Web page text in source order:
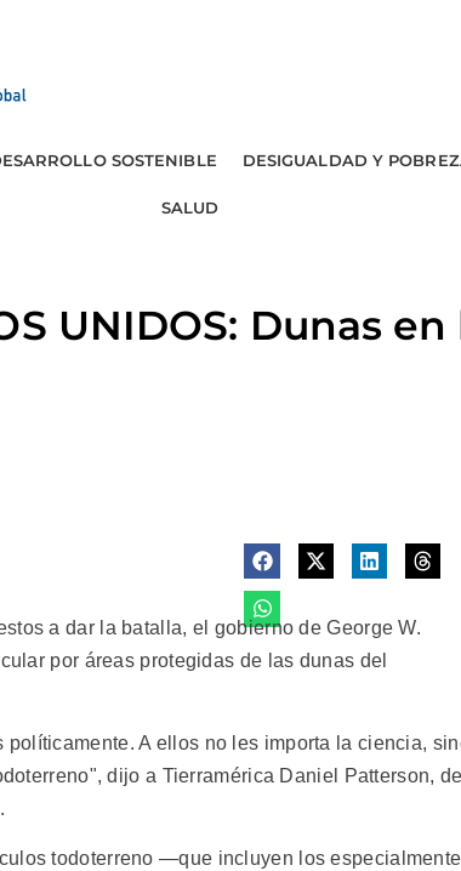
SOSTENIBLE DESIGUALDAD Y
SALUD
UNIDOS: Dunas
a dar la batalla, el gobierno de George W.
por áreas protegidas de las dunas del
A ellos no les importa la ciencia,
dijo a Tierramérica Daniel Patterson, del
todoterreno —que incluyen los especialmente